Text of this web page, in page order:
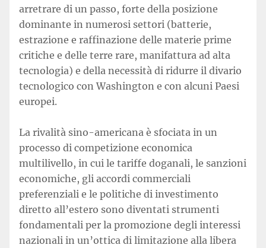
arretrare di un passo, forte della posizione
dominante in numerosi settori (batterie,
estrazione e raffinazione delle materie prime
critiche e delle terre rare, manifattura ad alta
tecnologia) e della necessità di ridurre il divario
tecnologico con Washington e con alcuni Paesi
europei.
La rivalità sino-americana è sfociata in un
processo di competizione economica
multilivello, in cui le tariffe doganali, le sanzioni
economiche, gli accordi commerciali
preferenziali e le politiche di investimento
diretto all’estero sono diventati strumenti
fondamentali per la promozione degli interessi
nazionali in un’ottica di limitazione alla libera